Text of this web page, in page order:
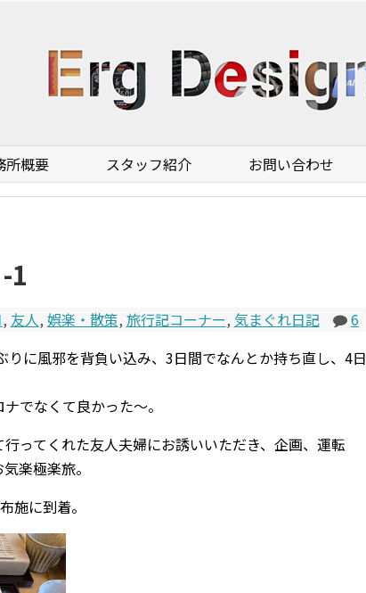
所概要 スタッフ紹介 お問い合わせ
1
, 友人, 娯楽・散策, 旅行記コーナー, 気まぐれ日記
6
に風邪を背負い込み、3日間でなんとか持ち直し、4日
でなくて良かった〜。
ってくれた友人夫婦にお誘いいただき、企画、運転
楽極楽旅。
施に到着。